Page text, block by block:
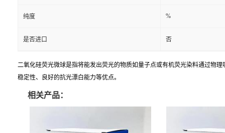
纯度 %
是否进口 否
二氧化硅荧光微球是指将能发出荧光的物质如量子点或有机荧光染料通过物
稳定性、良好的抗光漂白能力等优点。
相关产品：